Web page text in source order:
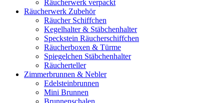
Räucherwerk verpackt
Räucherwerk Zubehör
Räucher Schiffchen
Kegelhalter & Stäbchenhalter
Speckstein Räucherschiffchen
Räucherboxen & Türme
Spiegelchen Stäbchenhalter
Räucherteller
Zimmerbrunnen & Nebler
Edelsteinbrunnen
Mini Brunnen
Brunnenschalen